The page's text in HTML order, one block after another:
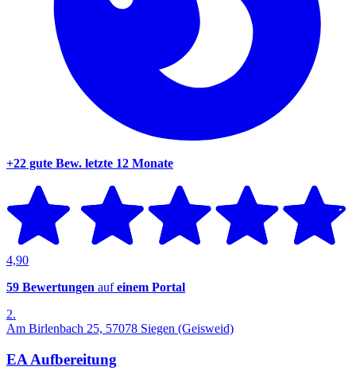
+22 gute Bew. letzte 12 Monate
4,90
59 Bewertungen aufeinem Portal
2.
Am Birlenbach 25, 57078 Siegen (Geisweid)
EA Aufbereitung